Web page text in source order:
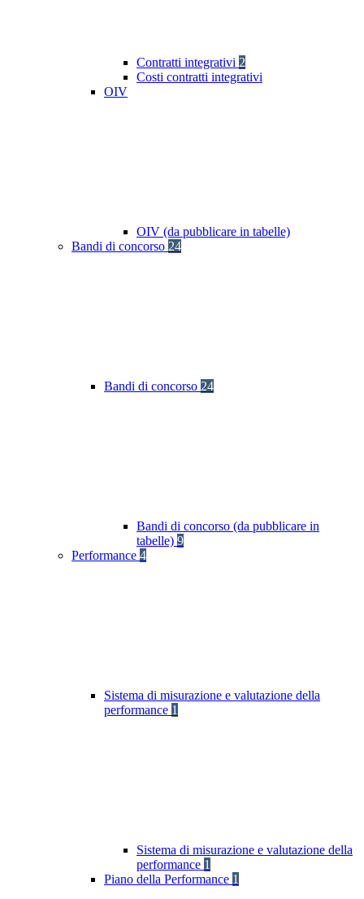
Contratti integrativi 2
Costi contratti integrativi
OIV
OIV (da pubblicare in tabelle)
Bandi di concorso 24
Bandi di concorso 24
Bandi di concorso (da pubblicare in
tabelle) 9
Performance 4
Sistema di misurazione e valutazione della
performance 1
Sistema di misurazione e valutazione della
performance 1
Piano della Performance 1